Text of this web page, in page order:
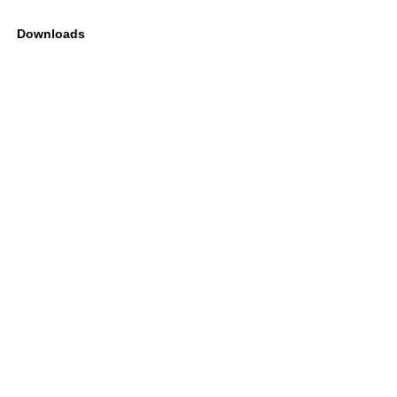
Downloads